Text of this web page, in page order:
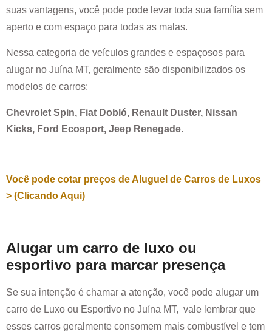
suas vantagens, você pode pode levar toda sua família sem
aperto e com espaço para todas as malas.
Nessa categoria de veículos grandes e espaçosos para
alugar no Juína MT, geralmente são disponibilizados os
modelos de carros:
Chevrolet Spin, Fiat Dobló, Renault Duster, Nissan
Kicks, Ford Ecosport, Jeep Renegade.
Você pode cotar preços de Aluguel de Carros de Luxos
> (Clicando Aqui)
Alugar um carro de luxo ou
esportivo para marcar presença
Se sua intenção é chamar a atenção, você pode alugar um
carro de Luxo ou Esportivo no Juína MT, vale lembrar que
esses carros geralmente consomem mais combustível e tem